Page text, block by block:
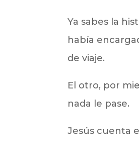
Ya sabes la
había
de viaje.
El otro, por
nada le pase.
Jesús cuenta